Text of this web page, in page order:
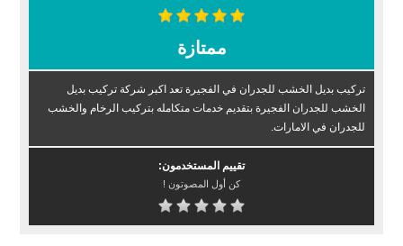
ممتازة
تركيب بديل الخشب للجدران في الفجيرة تعد اكبر شركة تركيب بديل
الخشب للجدران الفجيرة بتقديم خدمات متكامله بتركيب الرخام والخشب
للجدران في الامارات.
تقييم المستخدمون:
كن أول المصوتون !